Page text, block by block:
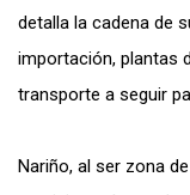
detalla la cadena de
importación, plantas
transporte a seguir
Nariño, al ser zona